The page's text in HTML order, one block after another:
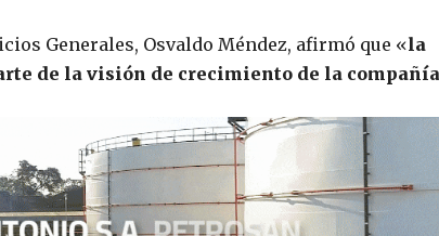
Generales, Osvaldo Méndez, afirmó que «la
de la visión de crecimiento de la